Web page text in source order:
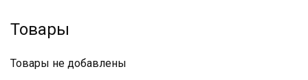
Товары
Товары не добавлены